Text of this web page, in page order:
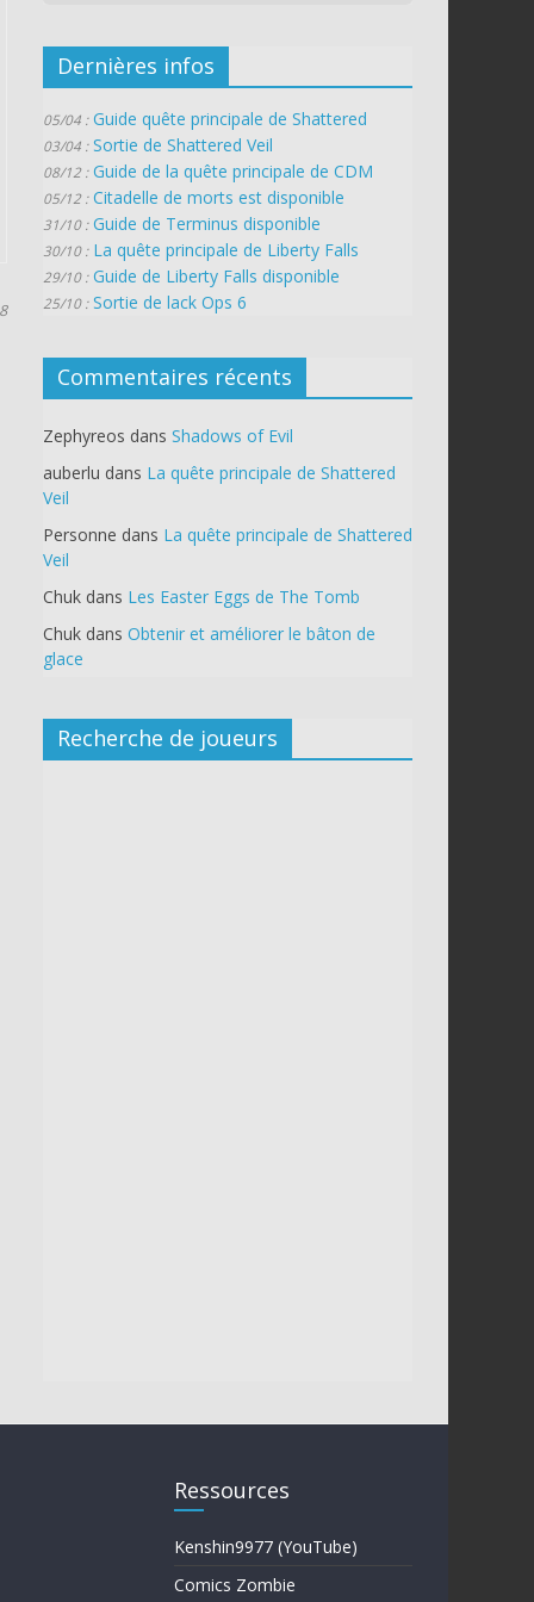
Dernières infos
05/04 : Guide quête principale de Shattered
03/04 : Sortie de Shattered Veil
08/12 : Guide de la quête principale de CDM
05/12 : Citadelle de morts est disponible
31/10 : Guide de Terminus disponible
30/10 : La quête principale de Liberty Falls
29/10 : Guide de Liberty Falls disponible
25/10 : Sortie de lack Ops 6
Commentaires récents
Zephyreos dans Shadows of Evil
auberlu dans La quête principale de Shattered
Veil
Personne dans La quête principale de Shattered
Veil
Chuk dans Les Easter Eggs de The Tomb
Chuk dans Obtenir et améliorer le bâton de
glace
Recherche de joueurs
Ressources
Kenshin9977 (YouTube)
Comics Zombie